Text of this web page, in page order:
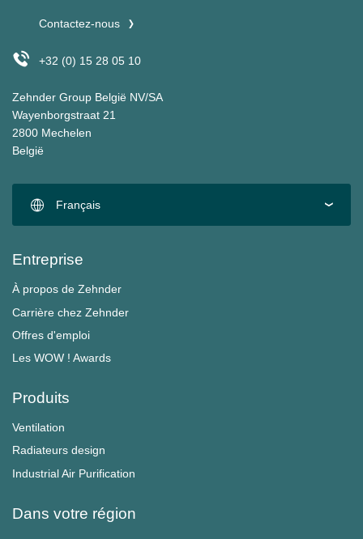
Contactez-nous
+32 (0) 15 28 05 10
Zehnder Group België NV/SA
Wayenborgstraat 21
2800 Mechelen
België
Français
Entreprise
À propos de Zehnder
Carrière chez Zehnder
Offres d'emploi
Les WOW ! Awards
Produits
Ventilation
Radiateurs design
Industrial Air Purification
Dans votre région